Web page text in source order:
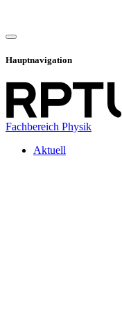
Hauptnavigation
Fachbereich Physik
Aktuell